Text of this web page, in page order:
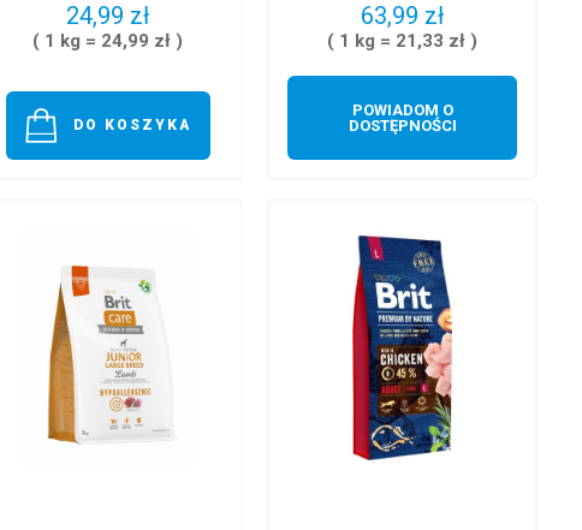
24,99 zł
( 1 kg = 24,99 zł )
DO KOSZYKA
63,99 zł
( 1 kg = 21,33 zł )
POWIADOM O
DOSTĘPNOŚCI